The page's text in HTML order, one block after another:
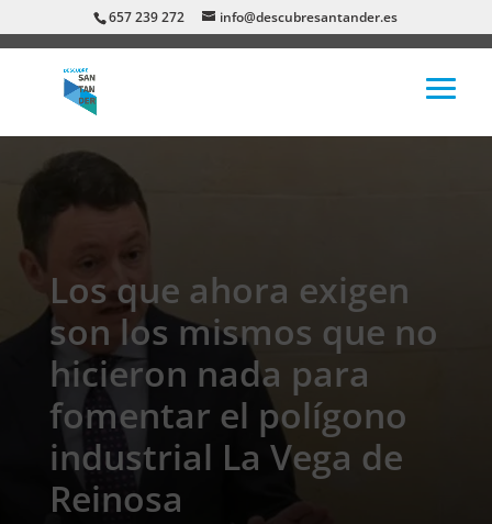
657 239 272 info@descubresantander.es
Los que ahora exigen
son los mismos que no
hicieron nada para
fomentar el polígono
industrial La Vega de
Reinosa